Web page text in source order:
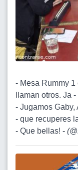
- Mesa Rummy
llaman otros. Ja -
- Jugamos Gaby,
- que recuperes
- Que bellas! - (